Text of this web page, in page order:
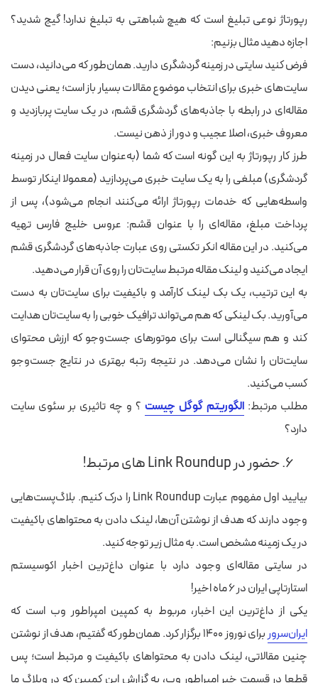
رپورتاژ نوعی تبلیغ است که هیچ شباهتی به تبلیغ ندارد! گیج شدید؟
اجازه دهید مثال بزنیم:
فرض کنید سایتی در زمینه گردشگری دارید. همان‌طور که می‌دانید، دست
سایت‌های خبری برای انتخاب موضوع مقالات بسیار باز است؛ یعنی دیدن
مقاله‌ای در رابطه با جاذبه‌های گردشگری قشم، در یک سایت پربازدید و
معروف خبری، اصلا عجیب و دور از ذهن نیست.
طرز کار رپورتاژ به این گونه است که شما (به‌عنوان سایت فعال در زمینه
گردشگری) مبلغی را به یک سایت خبری می‌پردازید (معمولا اینکار توسط
واسطه‌هایی که خدمات رپورتاژ ارائه می‌کنند انجام می‌شود)، پس از
پرداخت مبلغ، مقاله‌ای را با عنوان قشم: عروس خلیج فارس تهیه
می‌کنید. در این مقاله انکر تکستی روی عبارت جاذبه‌های گردشگری قشم
ایجاد می‌کنید و لینک مقاله مرتبط سایت‌تان را روی آن قرار می‌دهید.
به این ترتیب، یک بک لینک کارآمد و باکیفیت برای سایت‌تان به دست
می‌آورید. بک لینکی که هم می‌تواند ترافیک خوبی را به سایت‌تان هدایت
کند و هم سیگنالی است برای موتورهای جست‌وجو که ارزش محتوای
سایت‌تان را نشان می‌دهد. در نتیجه رتبه بهتری در نتایج جست‌وجو
کسب می‌کنید.
مطلب مرتبط: الگوریتم گوگل چیست ؟ و چه تاثیری بر سئوی سایت
دارد؟
۶. حضور در Link Roundup های مرتبط!
بیایید اول مفهوم عبارت Link Roundup را درک کنیم. بلاگ‌پست‌هایی
وجود دارند که هدف از نوشتن آن‌ها، لینک دادن به محتواهای باکیفیت
در یک زمینه مشخص است. به مثال زیر توجه کنید.
در سایتی مقاله‌ای وجود دارد با عنوان داغ‌ترین اخبار اکوسیستم
استارتاپی ایران در ۶ ماه اخیر!
یکی از داغ‌ترین این اخبار، مربوط به کمپین امپراطور وب است که
ایران‌سرور
برای نوروز ۱۴۰۰ برگزار کرد. همان‌طور که گفتیم، هدف از نوشتن
چنین مقالاتی، لینک دادن به محتواهای باکیفیت و مرتبط است؛ پس
قطعا در قسمت خبر امپراطور وب، به گزارش این کمپین که در وبلاگ ما